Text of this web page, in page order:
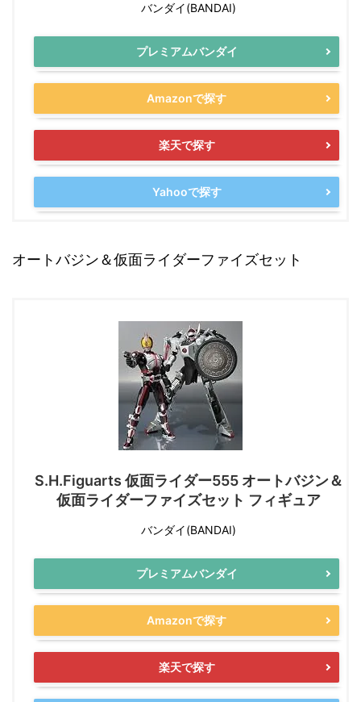
バンダイ(BANDAI)
プレミアムバンダイ
Amazonで探す
楽天で探す
Yahooで探す
オートバジン＆仮面ライダーファイズセット
S.H.Figuarts 仮面ライダー555 オートバジン＆
仮面ライダーファイズセット フィギュア
バンダイ(BANDAI)
プレミアムバンダイ
Amazonで探す
楽天で探す